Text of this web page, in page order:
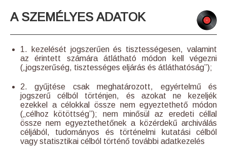
A SZEMÉLYES ADATOK
1. kezelését jogszerűen és tisztességesen, valamint
az érintett számára átlátható módon kell végezni
(„jogszerűség, tisztességes eljárás és átláthatóság”);
2. gyűjtése csak meghatározott, egyértelmű és
jogszerű célból történjen, és azokat ne kezeljék
ezekkel a célokkal össze nem egyeztethető módon
(„célhoz kötöttség”); nem minősül az eredeti céllal
össze nem egyeztethetőnek a közérdekű archiválás
céljából, tudományos és történelmi kutatási célból
vagy statisztikai célból történő további adatkezelés